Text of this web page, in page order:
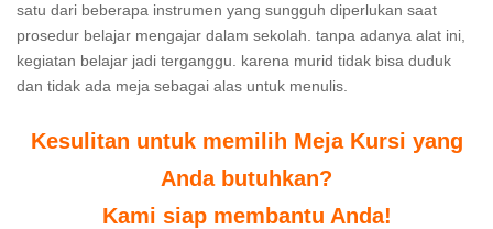
satu dari beberapa instrumen yang sungguh diperlukan saat
prosedur belajar mengajar dalam sekolah. tanpa adanya alat ini,
kegiatan belajar jadi terganggu. karena murid tidak bisa duduk
dan tidak ada meja sebagai alas untuk menulis.
Kesulitan untuk memilih Meja Kursi yang
Anda butuhkan?
Kami siap membantu Anda!